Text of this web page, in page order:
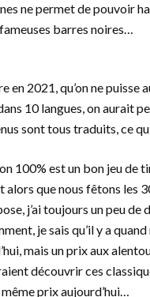
ne permet de pouvoir
barres noires…
en 2021, qu’on ne
10 langues, on aurait
sont tous traduits, ce
100% est un bon jeu
que nous fêtons les
j’ai toujours un peu
je sais qu’il y a
mais un prix aux
découvrir ces
prix aujourd’hui…